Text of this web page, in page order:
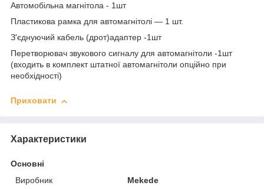
Автомобільна магнітола - 1шт
Пластикова рамка для автомагнітолі — 1 шт.
З'єднуючий кабель (дрот)адаптер -1шт
Перетворювач звукового сигналу для автомагнітоли -1шт
(входить в комплект штатної автомагнітоли опційно при
необхідності)
Приховати
Характеристики
Основні
Виробник
Mekede